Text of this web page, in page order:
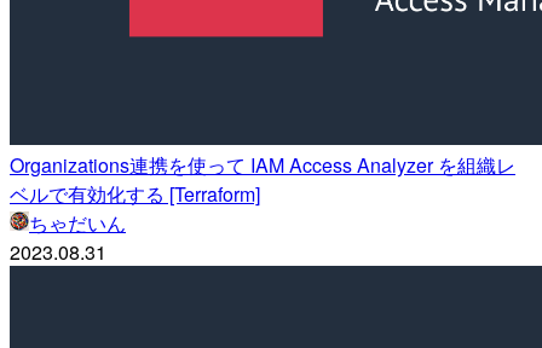
Organizations連携を使って IAM Access Analyzer を組織レ
ベルで有効化する [Terraform]
ちゃだいん
2023.08.31